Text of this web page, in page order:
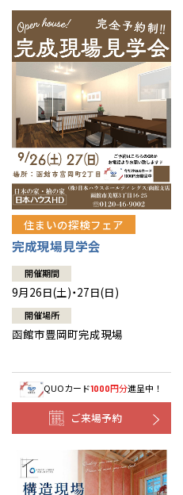
住まいの探検フェア
完成現場見学会
開催期間
9月26日(土)・27日(日)
開催場所
函館市豊岡町完成現場
QUOカード1000円分進呈中！
ご来場予約